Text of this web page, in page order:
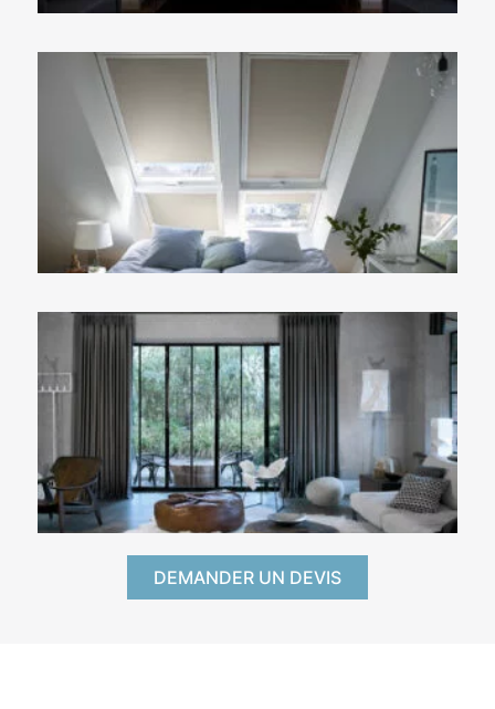
DEMANDER UN DEVIS